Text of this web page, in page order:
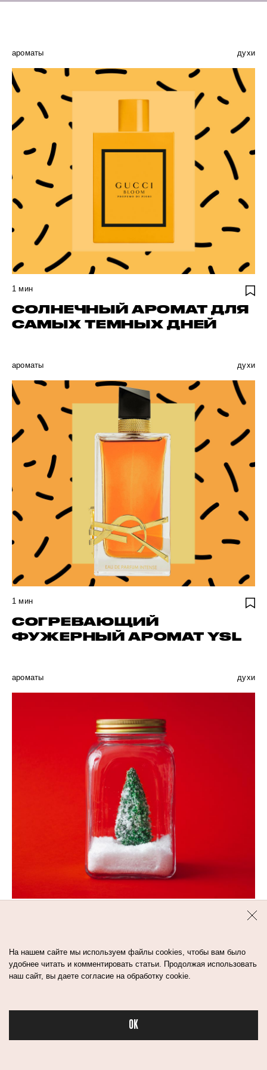
Бьюти в спорте
ароматы духи
1 мин
СОЛНЕЧНЫЙ АРОМАТ ДЛЯ
САМЫХ ТЕМНЫХ ДНЕЙ
ароматы духи
1 мин
СОГРЕВАЮЩИЙ
ФУЖЕРНЫЙ АРОМАТ YSL
ароматы духи
БУДЕМ ДУШИТЬСЯ?
На нашем сайте мы используем файлы cookies, чтобы вам было
удобнее читать и комментировать статьи. Продолжая использовать
наш сайт, вы даете согласие на обработку cookie.
OK